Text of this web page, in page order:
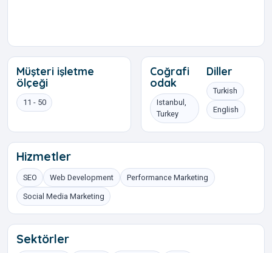
Müşteri işletme
ölçeği
11 - 50
Coğrafi
odak
Istanbul,
Turkey
Diller
Turkish
English
Hizmetler
SEO Web Development Performance Marketing
Social Media Marketing
Sektörler